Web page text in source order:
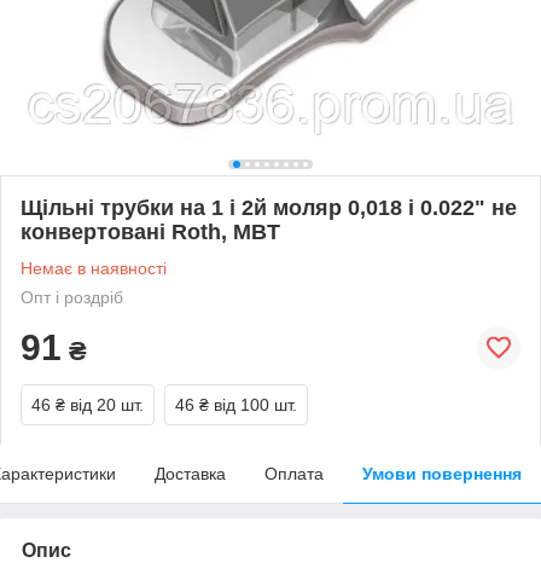
Щільні трубки на 1 і 2й моляр 0,018 і 0.022" не
конвертовані Roth, MBT
Немає в наявності
Опт і роздріб
91 ₴
46 ₴ від 20 шт. 46 ₴ від 100 шт.
Доставка Оплата Умови повернення
Опис